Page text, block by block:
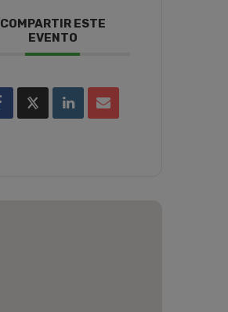
COMPARTIR ESTE
EVENTO